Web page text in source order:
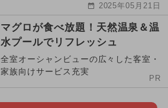
2025年05月21日
マグロが食べ放題！天然温泉＆温
水プールでリフレッシュ
全室オーシャンビューの広々した客室・
家族向けサービス充実
PR